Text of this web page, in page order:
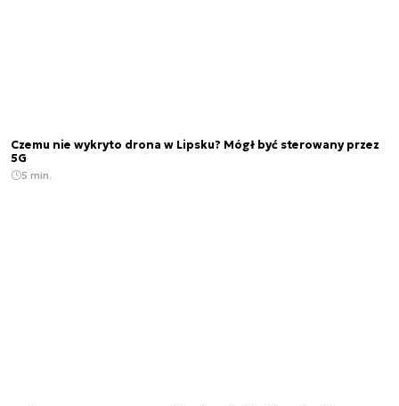
Czemu nie wykryto drona w Lipsku? Mógł być sterowany przez
5G
5 min.